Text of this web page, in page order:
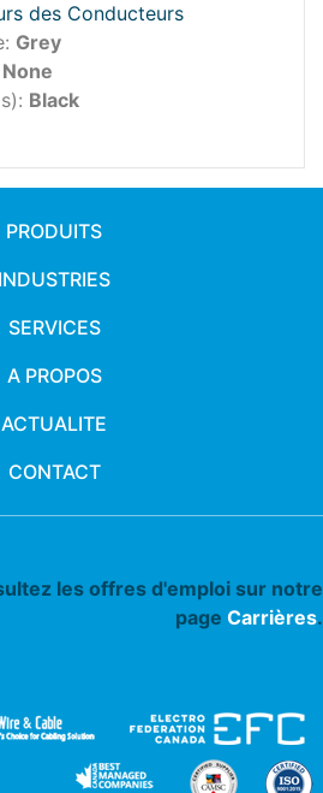
des Conducteurs
Grey
None
Black
PRODUITS
INDUSTRIES
SERVICES
A PROPOS
ACTUALITE
CONTACT
les offres d'emploi sur notre
page Carrières.